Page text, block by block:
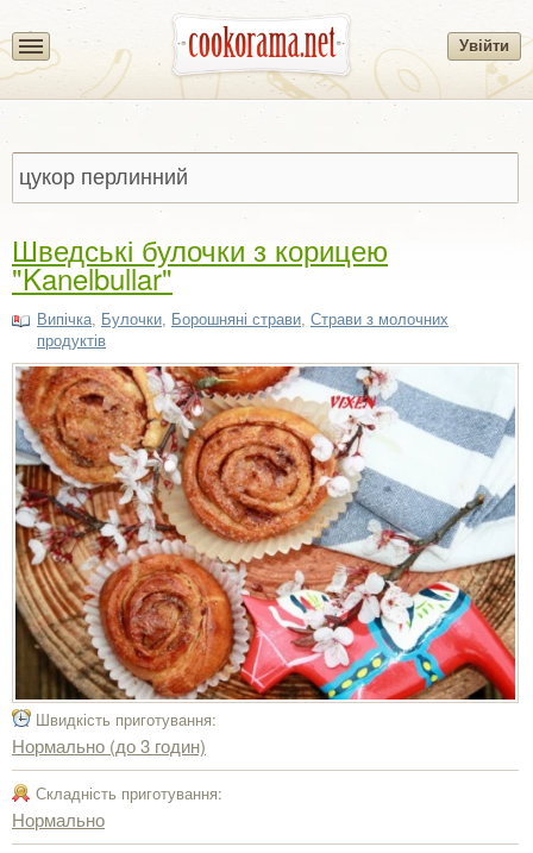
Увійти
Шведські булочки з корицею
"Kanelbullar"
Випічка, Булочки, Борошняні страви, Страви з молочних
продуктів
Швидкість приготування:
Нормально (до 3 годин)
Складність приготування:
Нормально